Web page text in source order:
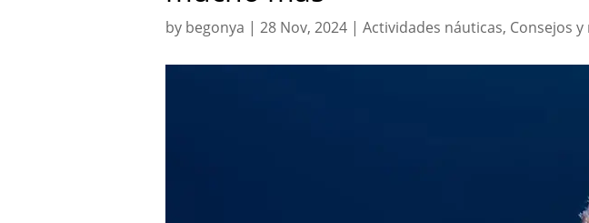
by begonya | 28 Nov, 2024 | Actividades náuticas, Consejos